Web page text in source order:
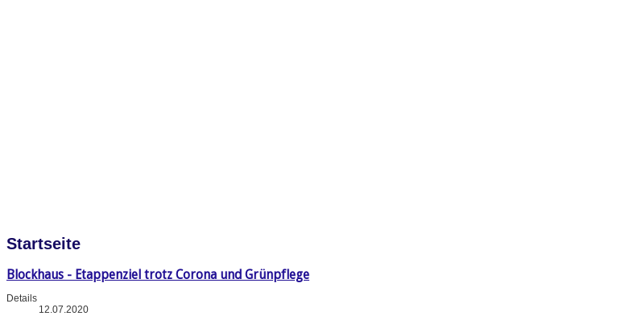
Startseite
Blockhaus - Etappenziel trotz Corona und Grünpflege
Details
12.07.2020